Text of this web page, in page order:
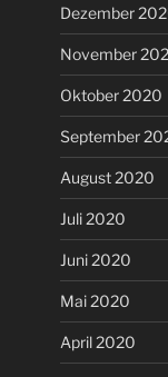
Dezember
November
Oktober 2020
September
August 2020
Juli 2020
Juni 2020
Mai 2020
April 2020